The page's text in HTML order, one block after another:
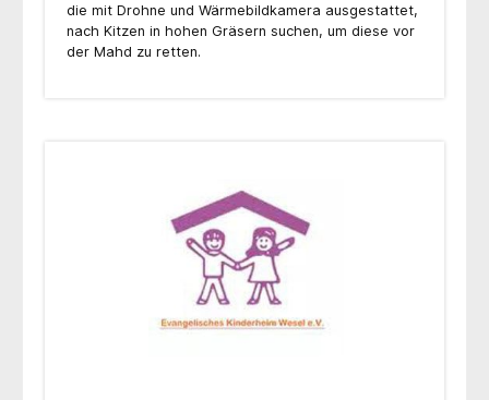
die mit Drohne und Wärmebildkamera ausgestattet,
nach Kitzen in hohen Gräsern suchen, um diese vor
der Mahd zu retten.